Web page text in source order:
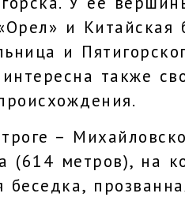
и Китайская
и
также
–
(614 метров), на
беседка,